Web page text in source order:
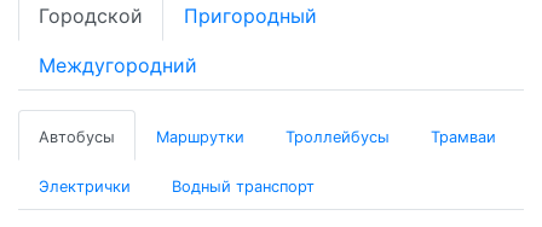
Городской Пригородный
Междугородний
Автобусы Маршрутки Троллейбусы Трамваи
Электрички Водный транспорт